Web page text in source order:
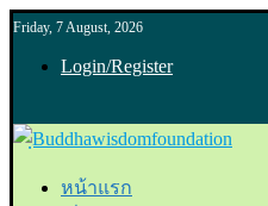
Friday, 7 August, 2026
Login/Register
หน้าแรก